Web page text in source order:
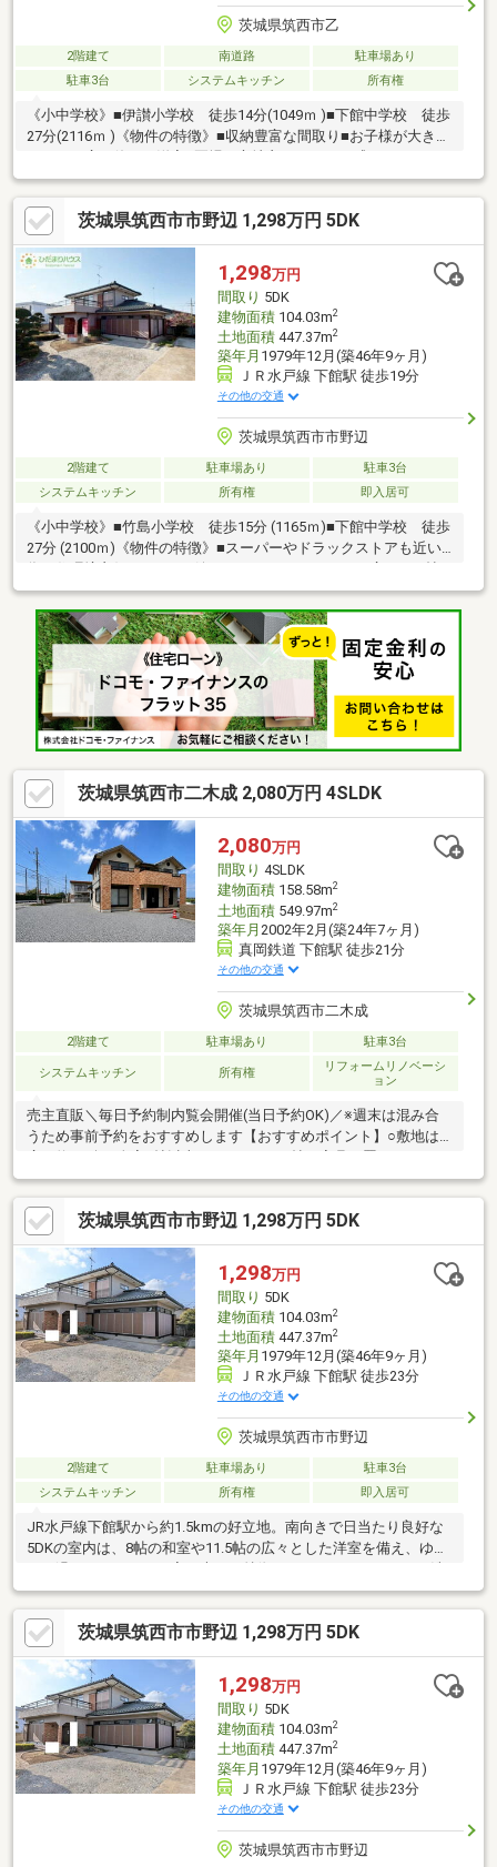
茨城県筑西市乙
2階建て 南道路
駐車場あり
駐車3台
システムキッチン 所有権
《小中学校》■伊讃小学校 徒歩14分(1049ｍ )■下館中学校 徒歩
27分(2116ｍ )《物件の特徴》■収納豊富な間取り■お子様が大きく
ングならでは《周辺環境》■公園まで徒歩9分■ドラックストアま
で徒歩9分 ■スーパーまで徒歩18分《ひだまりハウスのお家探
し》（1）当社提携銀行ご紹介・変動金利0.58％～（最低金利基
準）、団体信用生命保険（全疾病と5つの重大疾病保証付）（2）
自己資金0円、勤続1年未満、産休・育休中、確定申告等の住宅購
入サポート（3）諸費用ローン・おまとめローンのご紹介
茨城県筑西市市野辺 1,298万円 5DK
1,298万円
間取り 5DK
建物面積104.03m2
土地面積447.37m2
築年月 1979年12月(築46年9ヶ月)
ＪＲ水戸線 下館駅 徒歩19分
その他の交通
茨城県筑西市市野辺
2階建て 駐車場あり
駐車3台
システムキッチン
所有権 即入居可
《小中学校》■竹島小学校 徒歩15分 (1165ｍ)■下館中学校 徒歩
27分 (2100ｍ)《物件の特徴》■スーパーやドラックストアも近い
の主寝室《周辺環境》■下岡崎近隣公園まで徒歩24分■ローソンま
で徒歩15分■ドラッグセイムスまで徒歩8分《ひだまりハウスのお
家探し》（1）当社提携銀行ご紹介・変動金利0.59％～（最低金利
基準）、団体信用生命保険（全疾病と5つの重大疾病保証付）
（2）自己資金0円、勤続1年未満、産休・育休中、確定申告等の
住宅購入サポート（3）諸費用ローン・おまとめローンのご紹介
茨城県筑西市二木成 2,080万円 4SLDK
2,080万円
間取り 4SLDK
建物面積158.58m2
土地面積549.97m2
築年月 2002年2月(築24年7ヶ月)
真岡鉄道 下館駅 徒歩21分
その他の交通
茨城県筑西市二木成
2階建て 駐車場あり 駐車3台
システムキッチン 所有権
リフォームリノベーシ
ョン
売主直販＼毎日予約制内覧会開催(当日予約OK)／※週末は混み合
うため事前予約をおすすめします【おすすめポイント】○敷地は
りあるLDK○北西角地で開放感があります【リフォーム内容】◯
外壁・屋根塗装◯コーキング◯防蟻工事（施工後5年間保証）○
庭砂利敷き○境界 ブロック塀・フェンス設置工事◯クロス張替
え◯洗面台・トイレ：新品交換◯水回りクッションフロア張替
え◯畳表替え◯襖・障子張替え◯ハウスクリーニング 他※価
格には消費税、リフォーム費用を含みます
茨城県筑西市市野辺 1,298万円 5DK
1,298万円
間取り 5DK
建物面積104.03m2
土地面積447.37m2
築年月 1979年12月(築46年9ヶ月)
ＪＲ水戸線 下館駅 徒歩23分
その他の交通
茨城県筑西市市野辺
2階建て 駐車場あり
駐車3台
システムキッチン
所有権 即入居可
JR水戸線下館駅から約1.5kmの好立地。南向きで日当たり良好な
5DKの室内は、8帖の和室や11.5帖の広々とした洋室を備え、ゆっ
濯はもちろん、椅子を置いてアウトドアリビングのように景色を
楽しむ贅沢な時間も叶います。駐車場は4台分確保されており、来
客時も安心。システムキッチンや追焚機能、2箇所のトイレなど、
設備も充実しています。即引渡しも可能。自然豊かな環境でゆと
りある新生活を始めませんか。駐車場4台可/プロパンガス■■■周
辺施設■■■JR水戸線下館駅 約1.5km竹島小学校 約0.7km下館中
学校 約2.0km
茨城県筑西市市野辺 1,298万円 5DK
1,298万円
間取り 5DK
建物面積104.03m2
土地面積447.37m2
築年月 1979年12月(築46年9ヶ月)
ＪＲ水戸線 下館駅 徒歩23分
その他の交通
茨城県筑西市市野辺